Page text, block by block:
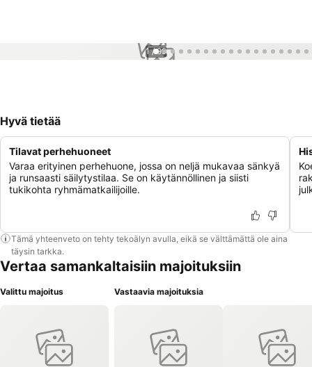
1 / 99
Hyvä tietää
Tilavat perhehuoneet
Varaa erityinen perhehuone, jossa on neljä mukavaa sänkyä
ja runsaasti säilytystilaa. Se on käytännöllinen ja siisti
tukikohta ryhmämatkailijoille.
Tämä yhteenveto on tehty tekoälyn avulla, eikä se välttämättä ole aina
täysin tarkka.
Vertaa samankaltaisiin majoituksiin
Valittu majoitus Vastaavia majoituksia